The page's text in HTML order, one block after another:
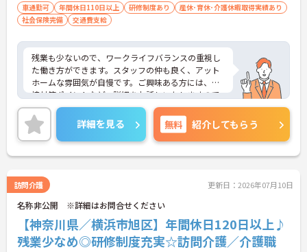
車通勤可 年間休日110日以上 研修制度あり
産休･育休･介護休暇取得実績あり
社会保険完備
交通費支給
残業も少ないので、ワークライフバランスの重視し
た働き方ができます。スタッフの仲も良く、アット
ホームな雰囲気が自慢です。ご興味ある方には、面
接対策ポイントなど、詳細をお話しいたしますので
お気軽にご相談ください。
詳細を見る 無料 紹介してもらう
訪問介護 更新日：2026年07月10日
名称非公開 ※詳細はお問合せください
【神奈川県／横浜市旭区】年間休日120日以上♪
残業少なめ◎研修制度充実☆訪問介護／介護職